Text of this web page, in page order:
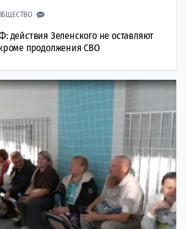
действия Зеленского не оставляют
продолжения СВО